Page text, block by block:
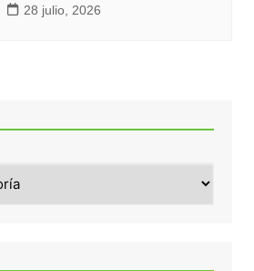
28 julio, 2026